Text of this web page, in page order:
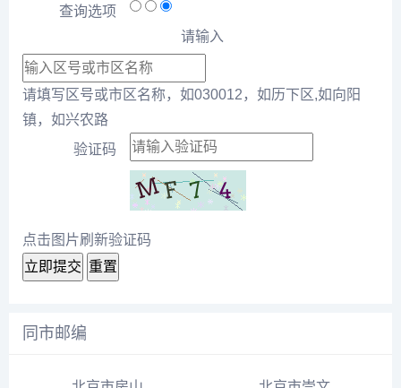
查询选项
请输入
请填写区号或市区名称，如030012，如历下区,如向阳
镇，如兴农路
验证码
点击图片刷新验证码
立即提交 重置
同市邮编